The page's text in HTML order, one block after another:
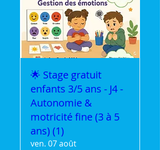
🌟 Stage gratuit
enfants 3/5 ans - J4 -
Autonomie &
motricité fine (3 à 5
ans) (1)
ven. 07 août